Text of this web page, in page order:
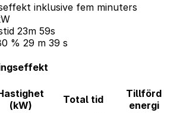
inklusive fem minuters
23m 59s
% 29 m 39 s
(kW)
Total tid
Tillförd
energi